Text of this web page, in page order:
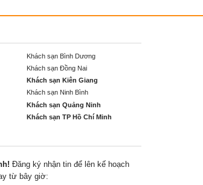
Khách sạn Bình Dương
Khách sạn Đồng Nai
Khách sạn Kiên Giang
Khách sạn Ninh Bình
Khách sạn Quảng Ninh
Khách sạn TP Hồ Chí Minh
Đăng ký nhận tin để lên kế hoạch
từ bây giờ: